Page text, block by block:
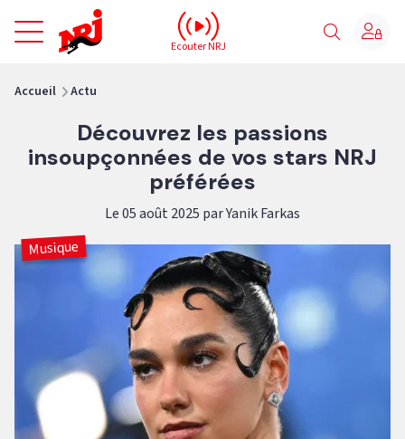
NRJ - Accueil
Ecouter NRJ
Accueil Actu
Découvrez les passions
insoupçonnées de vos stars NRJ
préférées
Le 05 août 2025 par Yanik Farkas
Musique